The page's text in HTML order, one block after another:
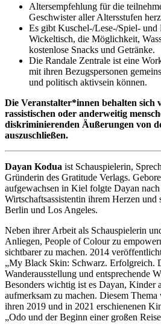
Altersempfehlung für die
Geschwister aller Altersstufen
Es gibt Kuschel-/Lese-/Spiel- und
Wickeltisch, die Möglichkeit,
kostenlose Snacks und Getränke.
Die Randale Zentrale ist eine
mit ihren Bezugspersonen
und politisch aktivsein können.
Die Veranstalter*innen behalten sich
rassistischen oder anderweitig
diskriminierenden Äußerungen von
auszuschließen.
Dayan Kodua ist Schauspielerin,
Gründerin des Gratitude Verlags.
aufgewachsen in Kiel folgte Dayan
Wirtschaftsassistentin ihrem Herzen und
Berlin und Los Angeles.
⁠Neben ihrer Arbeit als Schauspielerin
Anliegen, People of Colour zu
sichtbarer zu machen. 2014
„My Black Skin: Schwarz. Erfolgreich.
Wanderausstellung und entsprechende
Besonders wichtig ist es Dayan, Kinder
aufmerksam zu machen. Diesem
ihren 2019 und in 2021 erschienenen
„Odo und der Beginn einer großen